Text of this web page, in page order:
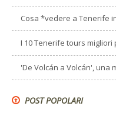
Cosa *vedere a Tenerife
I 10 Tenerife tours
'De Volcán a Volcán', una
POST POPOLARI